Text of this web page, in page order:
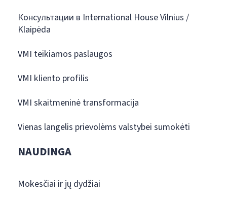
Консультации в International House Vilnius /
Klaipėda
VMI teikiamos paslaugos
VMI kliento profilis
VMI skaitmeninė transformacija
Vienas langelis prievolėms valstybei sumokėti
NAUDINGA
Mokesčiai ir jų dydžiai